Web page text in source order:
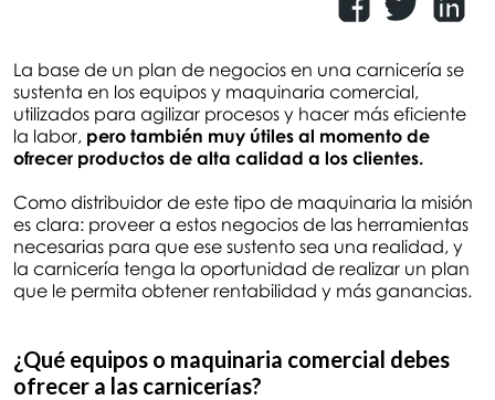
La base de un plan de negocios en una carnicería se
sustenta en los equipos y maquinaria comercial,
utilizados para agilizar procesos y hacer más eficiente
la labor, pero también muy útiles al momento de
ofrecer productos de alta calidad a los clientes.
Como distribuidor de este tipo de maquinaria la misión
es clara: proveer a estos negocios de las herramientas
necesarias para que ese sustento sea una realidad, y
la carnicería tenga la oportunidad de realizar un plan
que le permita obtener rentabilidad y más ganancias.
¿Qué equipos o maquinaria comercial debes
ofrecer a las carnicerías?